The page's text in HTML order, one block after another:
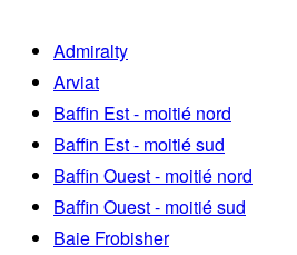
Admiralty
Arviat
Baffin Est - moitié nord
Baffin Est - moitié sud
Baffin Ouest - moitié nord
Baffin Ouest - moitié sud
Baie Frobisher